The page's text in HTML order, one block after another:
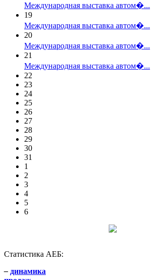
Международная выставка автом�...
19
Международная выставка автом�...
20
Международная выставка автом�...
21
Международная выставка автом�...
22
23
24
25
26
27
28
29
30
31
1
2
3
4
5
6
Статистика АЕБ:
– динамика